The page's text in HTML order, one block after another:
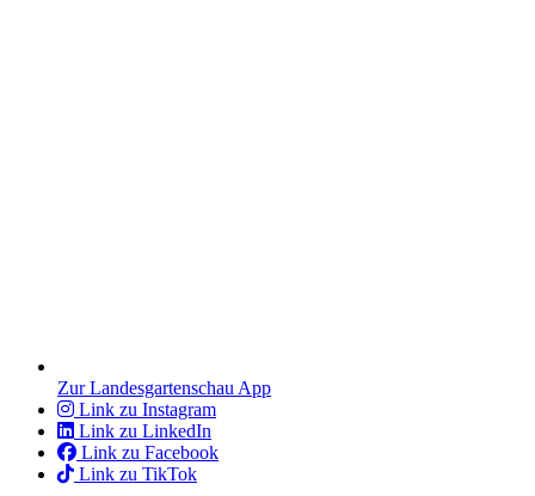
Zur Landesgartenschau App
Link zu Instagram
Link zu LinkedIn
Link zu Facebook
Link zu TikTok